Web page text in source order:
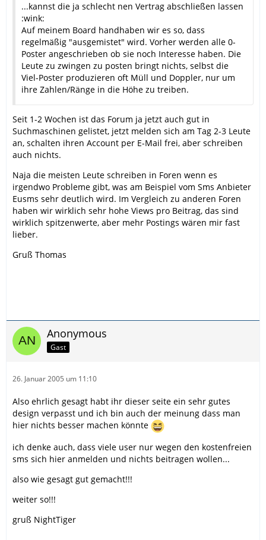
...kannst die ja schlecht nen Vertrag abschließen lassen
:wink:
Auf meinem Board handhaben wir es so, dass
regelmäßig "ausgemistet" wird. Vorher werden alle 0-
Poster angeschrieben ob sie noch Interesse haben. Die
Leute zu zwingen zu posten bringt nichts, selbst die
Viel-Poster produzieren oft Müll und Doppler, nur um
ihre Zahlen/Ränge in die Höhe zu treiben.
Seit 1-2 Wochen ist das Forum ja jetzt auch gut in
Suchmaschinen gelistet, jetzt melden sich am Tag 2-3 Leute
an, schalten ihren Account per E-Mail frei, aber schreiben
auch nichts.
Naja die meisten Leute schreiben in Foren wenn es
irgendwo Probleme gibt, was am Beispiel vom Sms Anbieter
Eusms sehr deutlich wird. Im Vergleich zu anderen Foren
haben wir wirklich sehr hohe Views pro Beitrag, das sind
wirklich spitzenwerte, aber mehr Postings wären mir fast
lieber.
Gruß Thomas
Anonymous
Gast
26. Januar 2005 um 11:10
Also ehrlich gesagt habt ihr dieser seite ein sehr gutes
design verpasst und ich bin auch der meinung dass man
hier nichts besser machen könnte
ich denke auch, dass viele user nur wegen den kostenfreien
sms sich hier anmelden und nichts beitragen wollen...
also wie gesagt gut gemacht!!!
weiter so!!!
gruß NightTiger